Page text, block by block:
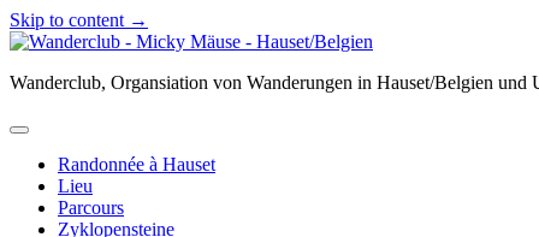
Skip to content →
Wanderclub
Micky
-
Wanderclub, Organsiation von Wanderungen in Hauset/Belgien und
open
Randonnée à Hauset
Lieu
Parcours
Zyklopensteine